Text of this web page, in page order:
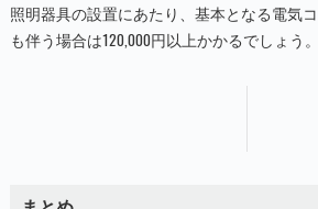
照明器具の設置にあたり、基本となる電気
も伴う場合は120,000円以上かかるでしょう。